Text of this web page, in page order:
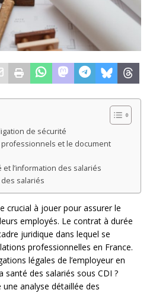
de sécurité
professionnels et le document
l’information des salariés
salariés
crucial à jouer pour assurer le
employés. Le contrat à durée
juridique dans lequel se
professionnelles en France.
légales de l’employeur en
des salariés sous CDI ?
analyse détaillée des